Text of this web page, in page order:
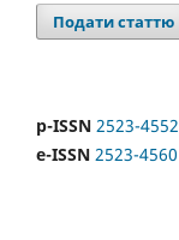
Подати статтю
p-ISSN 2523-4552
e-ISSN 2523-4560